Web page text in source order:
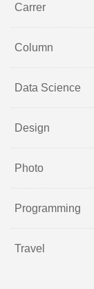
Carrer
Column
Data Science
Design
Photo
Programming
Travel